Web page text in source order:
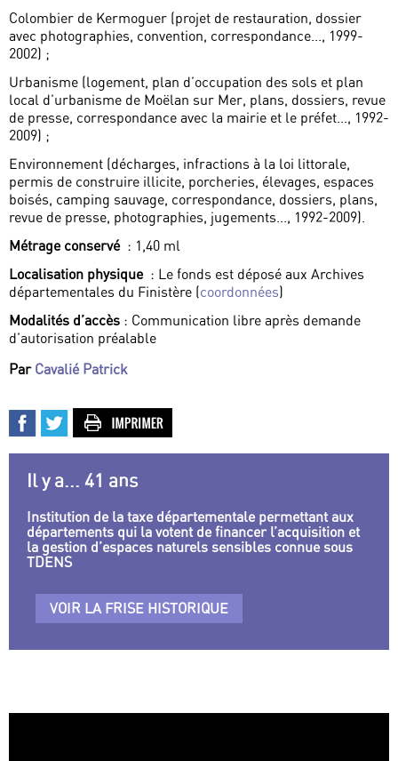
Colombier de Kermoguer (projet de restauration, dossier
avec photographies, convention, correspondance..., 1999-
2002) ;
Urbanisme (logement, plan d’occupation des sols et plan
local d’urbanisme de Moëlan sur Mer, plans, dossiers, revue
de presse, correspondance avec la mairie et le préfet..., 1992-
2009) ;
Environnement (décharges, infractions à la loi littorale,
permis de construire illicite, porcheries, élevages, espaces
boisés, camping sauvage, correspondance, dossiers, plans,
revue de presse, photographies, jugements..., 1992-2009).
Métrage conservé : 1,40 ml
Localisation physique : Le fonds est déposé aux Archives
départementales du Finistère (coordonnées)
Modalités d’accès : Communication libre après demande
d’autorisation préalable
Par Cavalié Patrick
Il y a... 41 ans
Institution de la taxe départementale permettant aux
départements qui la votent de financer l’acquisition et
la gestion d’espaces naturels sensibles connue sous
TDENS
VOIR LA FRISE HISTORIQUE